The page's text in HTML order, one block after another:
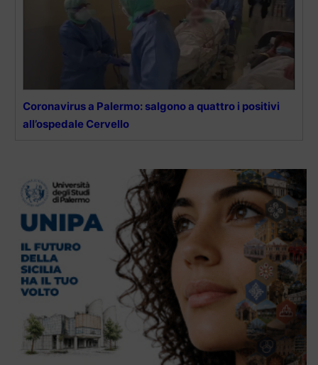
Coronavirus a Palermo: salgono a quattro i positivi
all’ospedale Cervello